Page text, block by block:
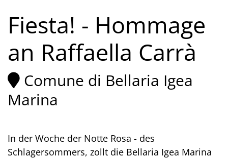
Fiesta! - Hommage
an Raffaella Carrà
Comune di Bellaria Igea
Marina
In der Woche der Notte Rosa - des
Schlagersommers, zollt die Bellaria Igea Marina